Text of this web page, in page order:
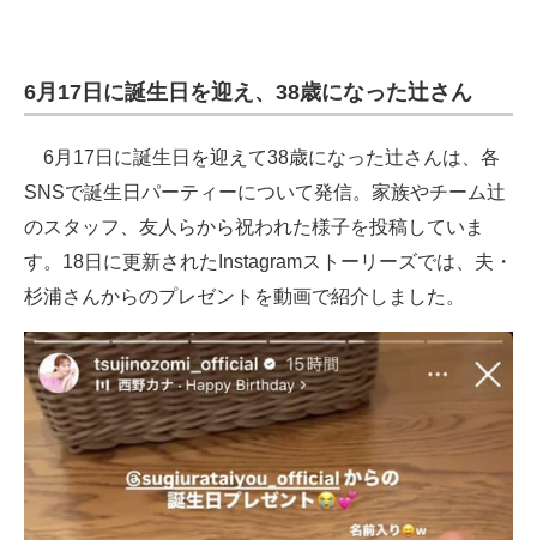
6月17日に誕生日を迎え、38歳になった辻さん
6月17日に誕生日を迎えて38歳になった辻さんは、各
SNSで誕生日パーティーについて発信。家族やチーム辻
のスタッフ、友人らから祝われた様子を投稿していま
す。18日に更新されたInstagramストーリーズでは、夫・
杉浦さんからのプレゼントを動画で紹介しました。